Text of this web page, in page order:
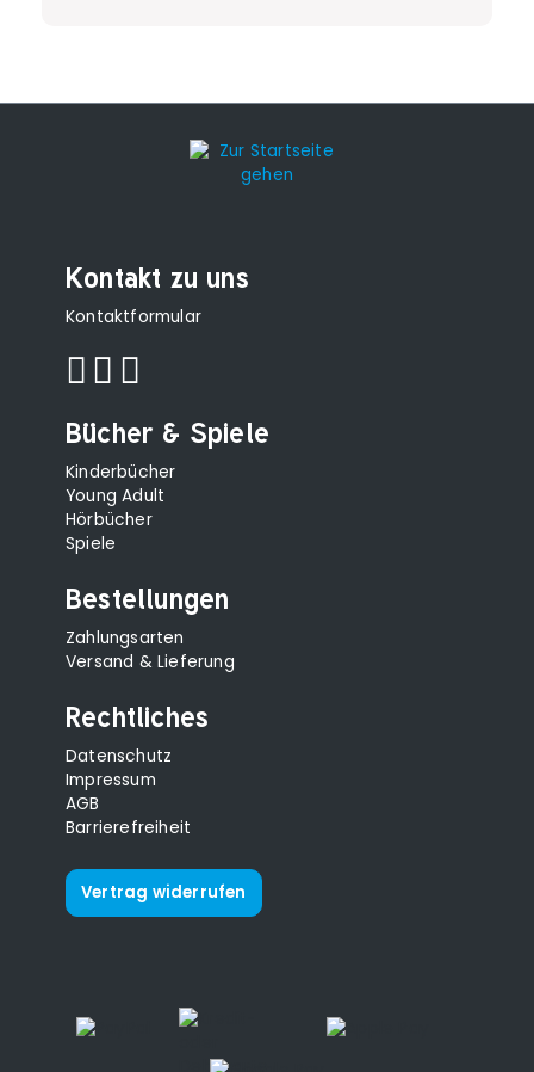
Kontakt zu uns
Kontaktformular
Bücher & Spiele
Kinderbücher
Young Adult
Hörbücher
Spiele
Bestellungen
Zahlungsarten
Versand & Lieferung
Rechtliches
Datenschutz
Impressum
AGB
Barrierefreiheit
Vertrag widerrufen